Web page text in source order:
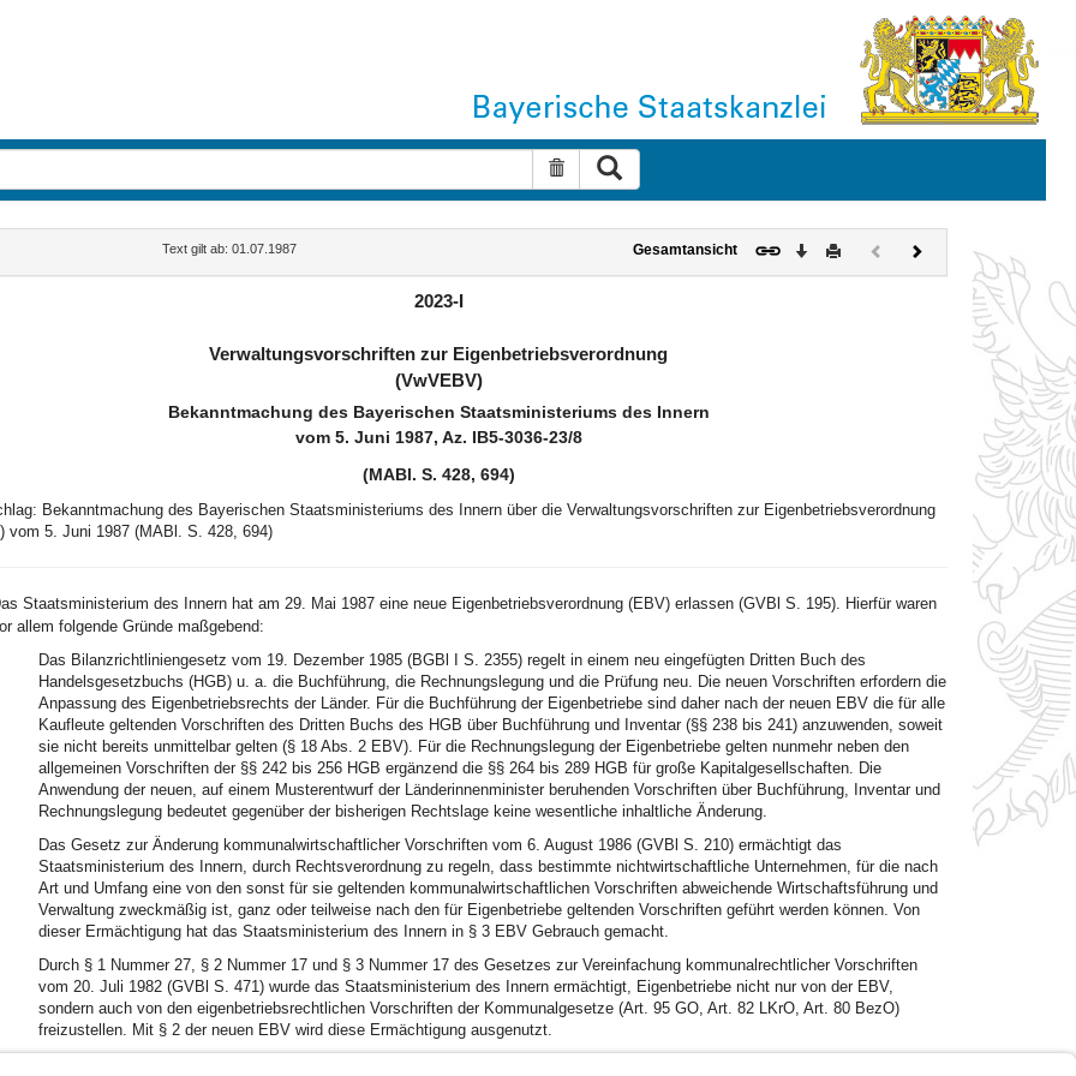
Suche zurücksetzen
Text gilt ab: 01.07.1987 Gesamtansicht Download
DruckenVorherigesNächstes
Dokument
2023-I
Verwaltungsvorschriften zur Eigenbetriebsverordnung
(VwVEBV)
Bekanntmachung des Bayerischen Staatsministeriums des Innern
vom 5. Juni 1987, Az. IB5-3036-23/8
(MABl. S. 428, 694)
Bekanntmachung des Bayerischen Staatsministeriums des Innern über die Verwaltungsvorschriften zur Eigenbetriebsverordnung
vom 5. Juni 1987 (MABl. S. 428, 694)
Staatsministerium des Innern hat am 29. Mai 1987 eine neue Eigenbetriebsverordnung (EBV) erlassen (GVBl S. 195). Hierfür waren
allem folgende Gründe maßgebend:
Das Bilanzrichtliniengesetz vom 19. Dezember 1985 (BGBl I S. 2355) regelt in einem neu eingefügten Dritten Buch des
Handelsgesetzbuchs (HGB) u. a. die Buchführung, die Rechnungslegung und die Prüfung neu. Die neuen Vorschriften erfordern die
Anpassung des Eigenbetriebsrechts der Länder. Für die Buchführung der Eigenbetriebe sind daher nach der neuen EBV die für alle
Kaufleute geltenden Vorschriften des Dritten Buchs des HGB über Buchführung und Inventar (§§ 238 bis 241) anzuwenden, soweit
sie nicht bereits unmittelbar gelten (§ 18 Abs. 2 EBV). Für die Rechnungslegung der Eigenbetriebe gelten nunmehr neben den
allgemeinen Vorschriften der §§ 242 bis 256 HGB ergänzend die §§ 264 bis 289 HGB für große Kapitalgesellschaften. Die
Anwendung der neuen, auf einem Musterentwurf der Länderinnenminister beruhenden Vorschriften über Buchführung, Inventar und
Rechnungslegung bedeutet gegenüber der bisherigen Rechtslage keine wesentliche inhaltliche Änderung.
Das Gesetz zur Änderung kommunalwirtschaftlicher Vorschriften vom 6. August 1986 (GVBl S. 210) ermächtigt das
Staatsministerium des Innern, durch Rechtsverordnung zu regeln, dass bestimmte nichtwirtschaftliche Unternehmen, für die nach
Art und Umfang eine von den sonst für sie geltenden kommunalwirtschaftlichen Vorschriften abweichende Wirtschaftsführung und
Verwaltung zweckmäßig ist, ganz oder teilweise nach den für Eigenbetriebe geltenden Vorschriften geführt werden können. Von
dieser Ermächtigung hat das Staatsministerium des Innern in § 3 EBV Gebrauch gemacht.
Durch § 1 Nummer 27, § 2 Nummer 17 und § 3 Nummer 17 des Gesetzes zur Vereinfachung kommunalrechtlicher Vorschriften
vom 20. Juli 1982 (GVBl S. 471) wurde das Staatsministerium des Innern ermächtigt, Eigenbetriebe nicht nur von der EBV,
sondern auch von den eigenbetriebsrechtlichen Vorschriften der Kommunalgesetze (Art. 95 GO, Art. 82 LKrO, Art. 80 BezO)
freizustellen. Mit § 2 der neuen EBV wird diese Ermächtigung ausgenutzt.